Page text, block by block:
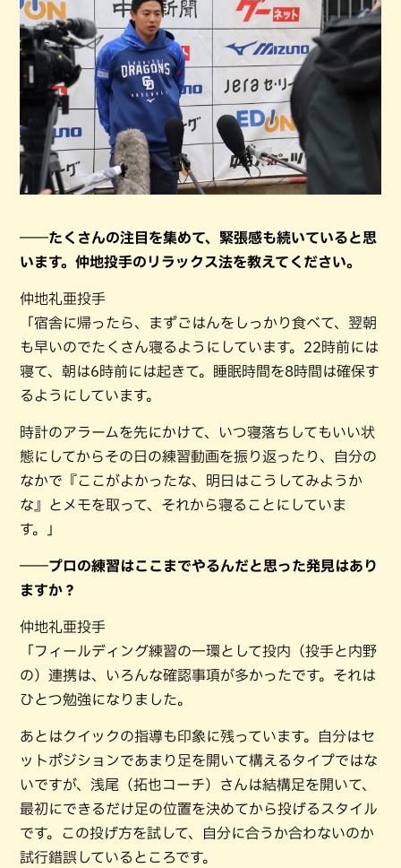
――たくさんの注目を集めて、緊張感も続いていると思
います。仲地投手のリラックス法を教えてください。
仲地礼亜投手
「宿舎に帰ったら、まずごはんをしっかり食べて、翌朝
も早いのでたくさん寝るようにしています。22時前には
寝て、朝は6時前には起きて。睡眠時間を8時間は確保す
るようにしています。
時計のアラームを先にかけて、いつ寝落ちしてもいい状
態にしてからその日の練習動画を振り返ったり、自分の
なかで『ここがよかったな、明日はこうしてみようか
な』とメモを取って、それから寝ることにしていま
す。」
――プロの練習はここまでやるんだと思った発見はあり
ますか？
仲地礼亜投手
「フィールディング練習の一環として投内（投手と内野
の）連携は、いろんな確認事項が多かったです。それは
ひとつ勉強になりました。
あとはクイックの指導も印象に残っています。自分はセ
ットポジションであまり足を開いて構えるタイプではな
いですが、浅尾（拓也コーチ）さんは結構足を開いて、
最初にできるだけ足の位置を決めてから投げるスタイル
です。この投げ方を試して、自分に合うか合わないのか
試行錯誤しているところです。